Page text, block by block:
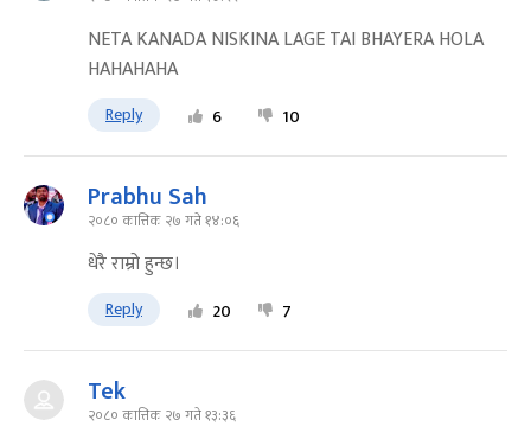
NETA KANADA NISKINA LAGE TAI BHAYERA HOLA
HAHAHAHA
Reply 6 10
Prabhu Sah
२०८० कात्तिक २७ गते १४:०६
धेरै राम्रो हुन्छ।
Reply 20 7
Tek
२०८० कात्तिक २७ गते १३:३६